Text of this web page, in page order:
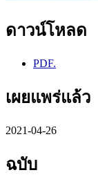
ดาวน์โหลด
PDF.
เผยแพร่แล้ว
2021-04-26
ฉบับ